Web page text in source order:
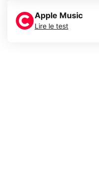
Apple Music
Lire le test